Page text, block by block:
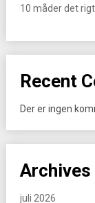
10 måder det
Recent
Der er ingen
Archives
juli 2026